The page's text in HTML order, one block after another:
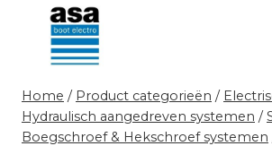
Doorgaan
inhoud
Home / Product categorieën /
Hydraulisch aangedreven systemen /
Boegschroef & Hekschroef systemen